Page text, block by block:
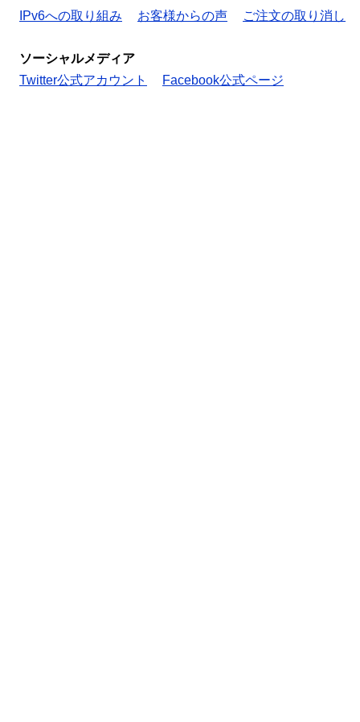
IPv6への取り組み
お客様からの声 ご注文の取り消し
ソーシャルメディア
Twitter公式アカウント
Facebook公式ページ